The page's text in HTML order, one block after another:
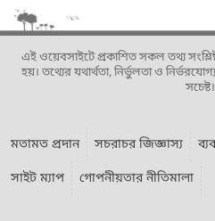
এই ওয়েবসাইটে প্রকাশিত সকল তথ্য
হয়। তথ্যের যথার্থতা, নির্ভুলতা ও
সচেষ্ট।
মতামত প্রদান সচরাচর জিজ্ঞাস্য
সাইট ম্যাপ
গোপনীয়তার নীতিমালা